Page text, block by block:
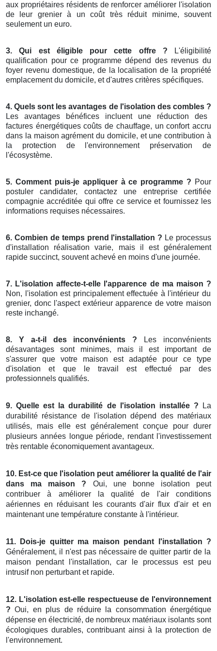
aux propriétaires résidents de renforcer améliorer l'isolation
de leur grenier à un coût très réduit minime, souvent
seulement un euro.
3. Qui est éligible pour cette offre ? L'éligibilité
qualification pour ce programme dépend des revenus du
foyer revenu domestique, de la localisation de la propriété
emplacement du domicile, et d'autres critères spécifiques.
4. Quels sont les avantages de l'isolation des combles ?
Les avantages bénéfices incluent une réduction des
factures énergétiques coûts de chauffage, un confort accru
dans la maison agrément du domicile, et une contribution à
la protection de l'environnement préservation de
l'écosystème.
5. Comment puis-je appliquer à ce programme ? Pour
postuler candidater, contactez une entreprise certifiée
compagnie accréditée qui offre ce service et fournissez les
informations requises nécessaires.
6. Combien de temps prend l'installation ? Le processus
d'installation réalisation varie, mais il est généralement
rapide succinct, souvent achevé en moins d'une journée.
7. L'isolation affecte-t-elle l'apparence de ma maison ?
Non, l'isolation est principalement effectuée à l'intérieur du
grenier, donc l'aspect extérieur apparence de votre maison
reste inchangé.
8. Y a-t-il des inconvénients ? Les inconvénients
désavantages sont minimes, mais il est important de
s'assurer que votre maison est adaptée pour ce type
d'isolation et que le travail est effectué par des
professionnels qualifiés.
9. Quelle est la durabilité de l'isolation installée ? La
durabilité résistance de l'isolation dépend des matériaux
utilisés, mais elle est généralement conçue pour durer
plusieurs années longue période, rendant l'investissement
très rentable économiquement avantageux.
10. Est-ce que l'isolation peut améliorer la qualité de l'air
dans ma maison ? Oui, une bonne isolation peut
contribuer à améliorer la qualité de l'air conditions
aériennes en réduisant les courants d'air flux d'air et en
maintenant une température constante à l'intérieur.
11. Dois-je quitter ma maison pendant l'installation ?
Généralement, il n'est pas nécessaire de quitter partir de la
maison pendant l'installation, car le processus est peu
intrusif non perturbant et rapide.
12. L'isolation est-elle respectueuse de l'environnement
? Oui, en plus de réduire la consommation énergétique
dépense en électricité, de nombreux matériaux isolants sont
écologiques durables, contribuant ainsi à la protection de
l'environnement.